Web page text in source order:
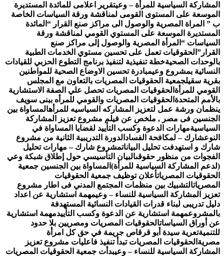
السياسية للمرأة – وعيتقرير اعلامى للمائدة المستديرة
على المستوى القومى لمناقشة ورقة السياسات الخاصة
المراة المصرية والوصول الى مراكز صنع القرار “ المائدة
الموسعة على المستوي القومي لمناقشة ورقة
“المرأة المصرية والوصول إلى مراكز صنع
الحقوقيات تعمل على تحسين مستوي الخدمات الطبية
الصحيةخطة تنفيذية لتنفيذ برنامج التطوع الحزبي للقيادات
بمشروع وعيمبادرة تحسين الاوضاع الصحية للمواطنين
سقيلجمعية الحقوقيات المصريات بالتعاون مع المجلس
للمرأة الحقوقيات المصريات تحصل علي الصفة الاستشارية
المتحدةالحقوقيات المصريات والقومي للمرأه ببنى سويف
ورشة عمل لتعزيز المشاركه السياسيه للمرأه المساواة بين
فى مصر , ملخص عن فيلم مشروع تعزيز المشاركة
مهارات الدعوة وكسب التأييد لقضايا المساواة في
شارك – لمكافحة الفسادالدورة التدريبية الثانية من مشروع
و استهدفت تحليل البياناتمشروع شارك – مهارات تحليل
من منظور حقوقىالبيان التأسيسي حول إطلاق شبكة وعي
المشاركة السياسية للمرأة) المساواة بين الجنسين جمعية
المصريات أعلان توظيف جمعية الحقوقيات
التشبيك بين منظمات المجتمع المدني فى اطار مشروع
المشاركة السياسية للنساء – وعيمهمة استشارية عن اعداد
تدريبى لبناء قدرات القيادات النسائية المستهدفة
مهمة استشارية عن الدعوة وكسب التأييدمهمة استشارية
أوراق السياساتالحقوقيات المصريات ومصريين بلا حدود
تعرية سيدة أبو قرقاص جريمة في حق كل امرأة
الحقوقيات المصريات تبدأ تنفيذ فاعليات مشروع تعزيز
السياسية للنساء – وعيبدأت جمعية الحقوقيات المصريات